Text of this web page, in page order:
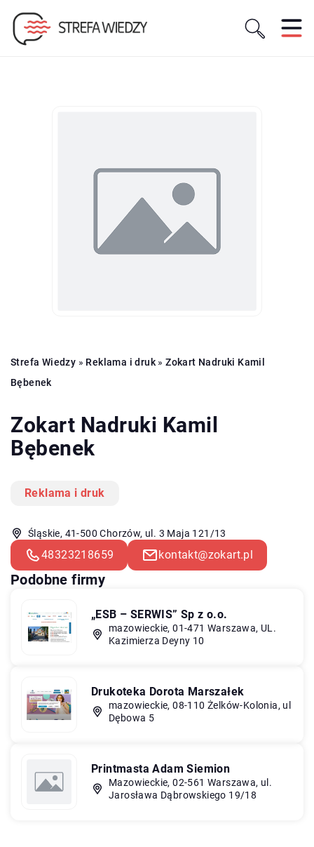
Strefa Wiedzy » Reklama i druk »Zokart Nadruki Kamil
Bębenek
Zokart Nadruki Kamil
Bębenek
Reklama i druk
Śląskie, 41-500 Chorzów, ul. 3 Maja 121/13
48323218659 kontakt@zokart.pl
Podobne firmy
„ESB – SERWIS” Sp z o.o.
mazowieckie, 01-471 Warszawa, UL.
Kazimierza Deyny 10
Drukoteka Dorota Marszałek
mazowieckie, 08-110 Żelków-Kolonia, ul
Dębowa 5
Printmasta Adam Siemion
Mazowieckie, 02-561 Warszawa, ul.
Jarosława Dąbrowskiego 19/18